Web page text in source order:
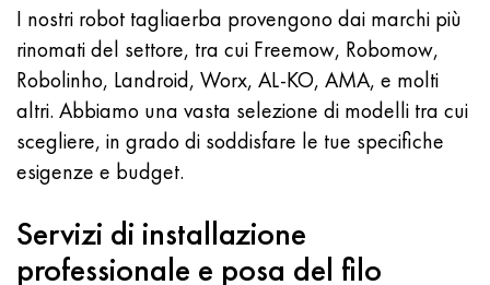
I nostri robot tagliaerba provengono dai marchi più
rinomati del settore, tra cui Freemow, Robomow,
Robolinho, Landroid, Worx, AL-KO, AMA, e molti
altri. Abbiamo una vasta selezione di modelli tra cui
scegliere, in grado di soddisfare le tue specifiche
esigenze e budget.
Servizi di installazione
professionale e posa del filo